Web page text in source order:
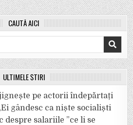
CAUTĂ AICI
ULTIMELE ȘTIRI
pe actorii îndepărtați
gândesc ca niște socialiști
despre salariile ”ce li se